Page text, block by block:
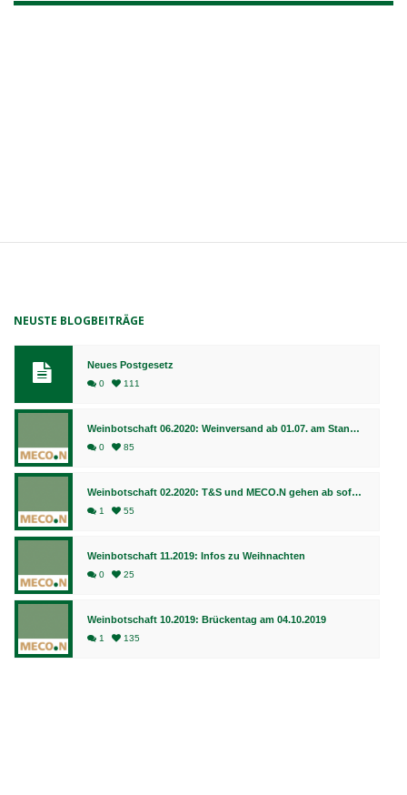
NEUSTE BLOGBEITRÄGE
Neues Postgesetz
0 111
Weinbotschaft 06.2020: Weinversand ab 01.07. am Standort Bingen, Fulfillment weiterhin in Bad Kreuznach
0 85
Weinbotschaft 02.2020: T&S und MECO.N gehen ab sofort gemeinsame Wege
1 55
Weinbotschaft 11.2019: Infos zu Weihnachten
0 25
Weinbotschaft 10.2019: Brückentag am 04.10.2019
1 135